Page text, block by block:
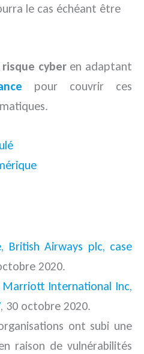
le cas échéant être
cyberen adaptant
pour couvrir ces
British Airways plc, case
2020.
Marriott International Inc,
, 30 octobre 2020.
ont subi une
raison de vulnérabilités